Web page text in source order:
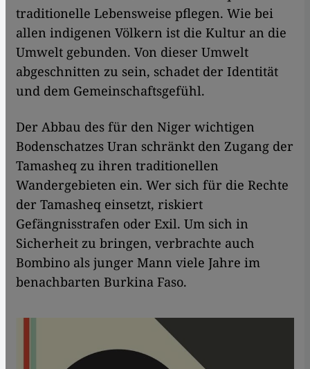
traditionelle Lebensweise pflegen. Wie bei
allen indigenen Völkern ist die Kultur an die
Umwelt gebunden. Von dieser Umwelt
abgeschnitten zu sein, schadet der Identität
und dem Gemeinschaftsgefühl.
Der Abbau des für den Niger wichtigen
Bodenschatzes Uran schränkt den Zugang der
Tamasheq zu ihren traditionellen
Wandergebieten ein. Wer sich für die Rechte
der Tamasheq einsetzt, riskiert
Gefängnisstrafen oder Exil. Um sich in
Sicherheit zu bringen, verbrachte auch
Bombino als junger Mann viele Jahre im
benachbarten Burkina Faso.